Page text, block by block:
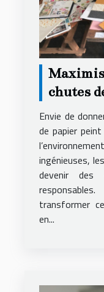
chutes
Envie de
de papier
ingénieuses,
devenir des
transformer
en...